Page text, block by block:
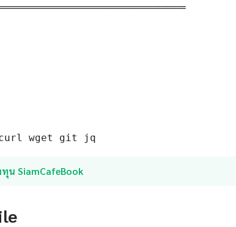
wget git jq
น SiamCafeBook